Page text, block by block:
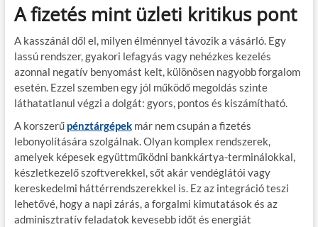
A fizetés mint üzleti kritikus pont
A kasszánál dől el, milyen élménnyel távozik a vásárló. Egy
lassú rendszer, gyakori lefagyás vagy nehézkes kezelés
azonnal negatív benyomást kelt, különösen nagyobb forgalom
esetén. Ezzel szemben egy jól működő megoldás szinte
láthatatlanul végzi a dolgát: gyors, pontos és kiszámítható.
A korszerű pénztárgépekmár nem csupán a fizetés
lebonyolítására szolgálnak. Olyan komplex rendszerek,
amelyek képesek együttműködni bankkártya-terminálokkal,
készletkezelő szoftverekkel, sőt akár vendéglátói vagy
kereskedelmi háttérrendszerekkel is. Ez az integráció teszi
lehetővé, hogy a napi zárás, a forgalmi kimutatások és az
adminisztratív feladatok kevesebb időt és energiát